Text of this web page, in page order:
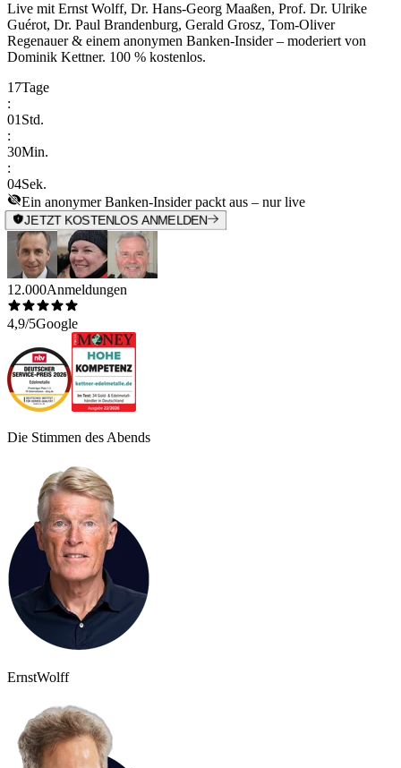
Live mit Ernst Wolff, Dr. Hans-Georg Maaßen, Prof. Dr. Ulrike
Guérot, Dr. Paul Brandenburg, Gerald Grosz, Tom-Oliver
Regenauer & einem anonymen Banken-Insider– moderiert von
Dominik Kettner. 100 % kostenlos.
17Tage
:
01 Std.
:
30Min.
:
04Sek.
Ein anonymer Banken-Insider packt aus – nur live
JETZT KOSTENLOS ANMELDEN
12.000Anmeldungen
4,9/5Google
Die Stimmen des Abends
ErnstWolff